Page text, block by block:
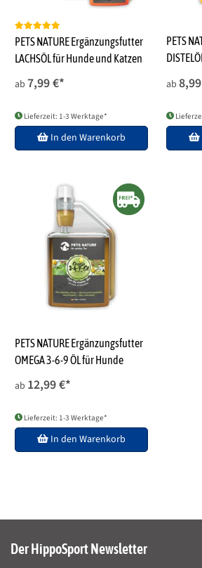
PETS NATURE Ergänzungsfutter
LACHSÖL für Hunde und Katzen
ab 7,99 €*
Lieferzeit: 1-3 Werktage*
In den Warenkorb
PETS
ab
PETS NATURE Ergänzungsfutter
OMEGA 3-6-9 ÖL für Hunde
ab 12,99 €*
Lieferzeit: 1-3 Werktage*
In den Warenkorb
Der HippoSport Newsletter